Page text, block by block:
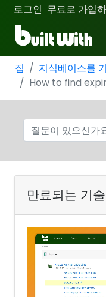
로그인 · 무료로 가입
집 지식베이스를
How to find
만료되는 기